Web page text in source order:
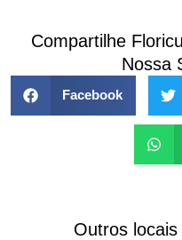
Compartilhe
Nossa
Facebook
Outros